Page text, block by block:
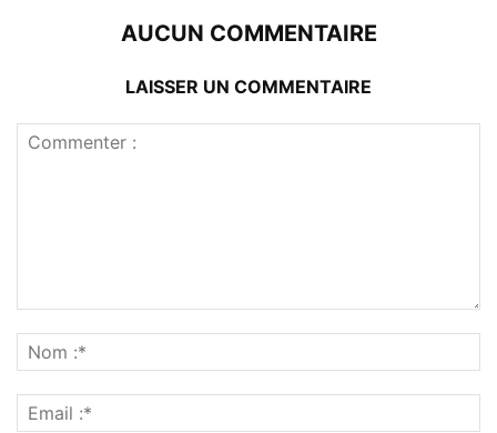
AUCUN COMMENTAIRE
LAISSER UN COMMENTAIRE